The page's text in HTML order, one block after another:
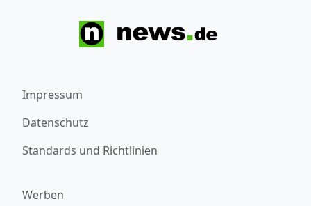
Impressum
Datenschutz
Standards und Richtlinien
Werben